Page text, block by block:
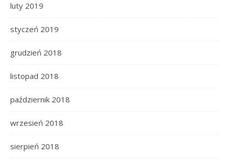
luty 2019
styczeń 2019
grudzień 2018
listopad 2018
październik 2018
wrzesień 2018
sierpień 2018